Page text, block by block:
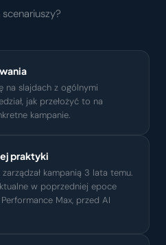
na slajdach z ogólnymi
jak przełożyć to na
kampanie.
praktyki
kampanią 3 lata temu.
w poprzedniej epoce
Max, przed AI